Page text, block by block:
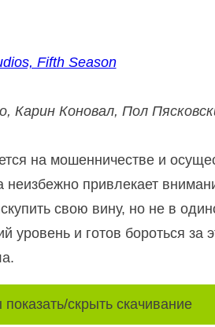
Fifth Season
Коновал, Пол
на мошенничестве и
привлекает
свою вину, но не в
и готов бороться
скрыть скачивание